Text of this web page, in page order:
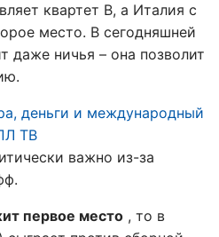
квартет В, а Италия с
место. В сегодняшней
даже ничья – она позволит
деньги и международный
ТВ
важно из-за
первое место , то в